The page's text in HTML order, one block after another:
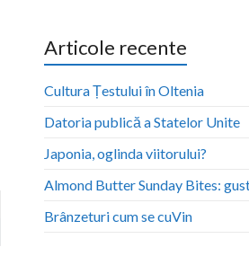
Articole recente
Cultura Țestului în Oltenia
Datoria publică a Statelor Unite
Japonia, oglinda viitorului?
Almond Butter Sunday Bites:
Brânzeturi cum se cuVin